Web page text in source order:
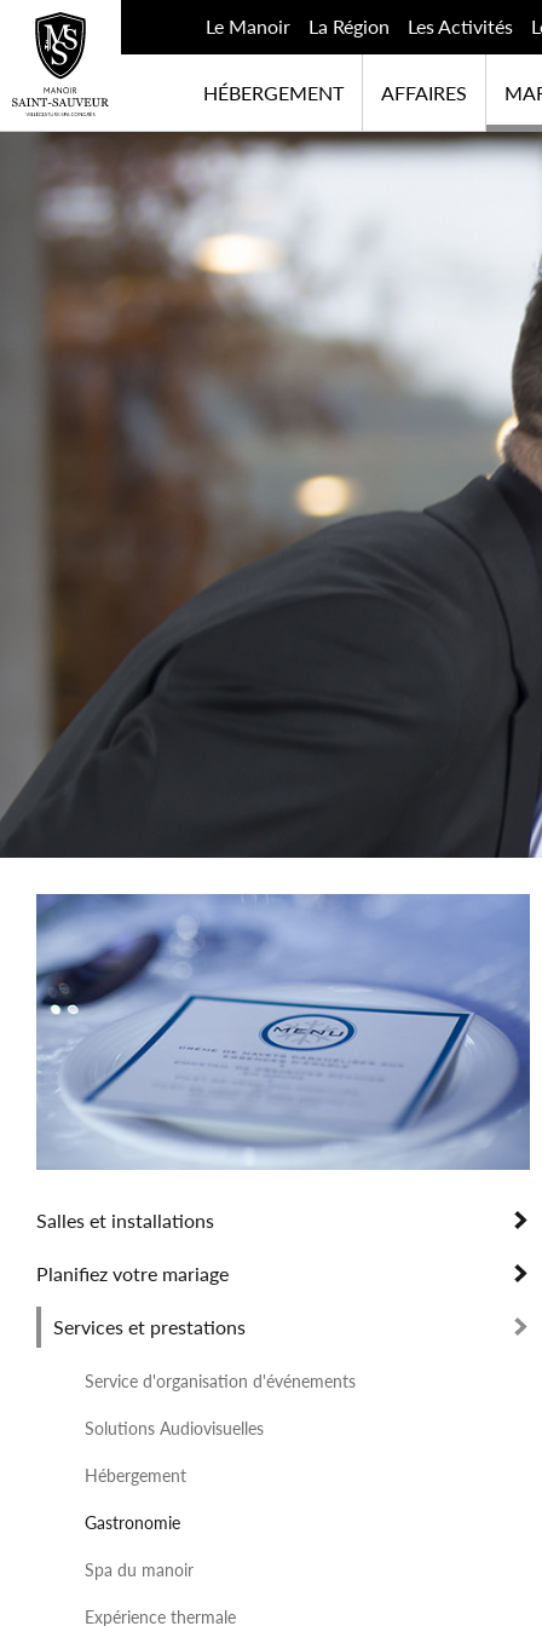
Le Manoir La Région Les Activités
HÉBERGEMENT AFFAIRES
Salles et installations
Planifiez votre mariage
Services et prestations
Service d'organisation d'événements
Solutions Audiovisuelles
Hébergement
Gastronomie
Spa du manoir
Expérience thermale